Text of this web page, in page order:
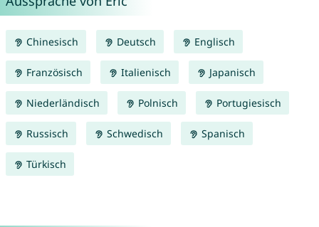
Chinesisch Deutsch Englisch
Französisch Italienisch Japanisch
Niederländisch Polnisch Portugiesisch
Russisch Schwedisch Spanisch
Türkisch